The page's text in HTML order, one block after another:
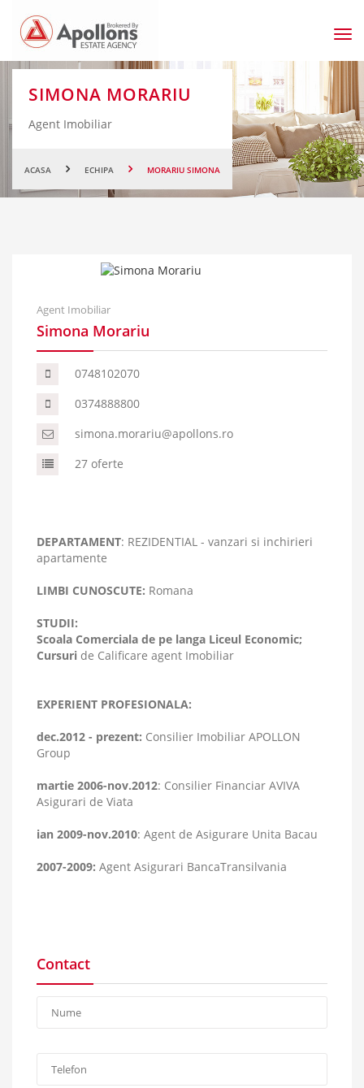
SIMONA MORARIU
Agent Imobiliar
ACASA ECHIPA MORARIU SIMONA
Agent Imobiliar
Simona Morariu
0748102070
0374888800
simona.morariu@apollons.ro
27 oferte
DEPARTAMENT: REZIDENTIAL - vanzari si inchirieri
apartamente
LIMBI CUNOSCUTE: Romana
STUDII:
Scoala Comerciala de pe langa Liceul Economic;
Cursuri de Calificare agent Imobiliar
EXPERIENT PROFESIONALA:
dec.2012 - prezent: Consilier Imobiliar APOLLON
Group
martie 2006-nov.2012: Consilier Financiar AVIVA
Asigurari de Viata
ian 2009-nov.2010: Agent de Asigurare Unita Bacau
2007-2009: Agent Asigurari BancaTransilvania
Contact